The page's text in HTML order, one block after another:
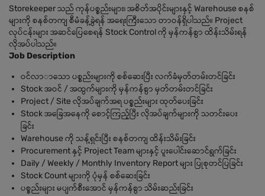
Storekeeper သည် ကုန်ပစ္စည်းများ၊ အစိတ်အပိုင်းများနှင့် Warehouse စနစ်
များကို စနစ်တကျ စီမံခန့်ခွဲရန် အရေးကြီးသော တာဝန်ရှိပါသည်။ Project
လုပ်ငန်းများ အဆင်ပြေစေရန် Stock Control ကို မှန်ကန်စွာ ထိန်းသိမ်းရန်
လိုအပ်ပါသည်။
Job Description
ဝင်လာာသော ပစ္စည်းများကို စစ်ဆေးပြီး လက်ခံမှတ်တမ်းတင်ခြင်း
Stock အဝင် / အထွက်များကို မှန်ကန်စွာ မှတ်တမ်းတင်ခြင်း
Project / Site လိုအပ်ချက်အရ ပစ္စည်းများ ထုတ်ပေးခြင်း
Stock အခြေအနေကို စောင့်ကြည့်ပြီး လိုအပ်ချက်များကို သတင်းပေး
ခြင်း
Warehouse ကို သန့်ရှင်းပြီး စနစ်တကျ ထိန်းသိမ်းခြင်း
Procurement နှင့် Project Team များနှင့် ပူးပေါင်းဆောင်ရွက်ခြင်း
Daily / Weekly / Monthly Inventory Report များ ပြုစုတင်ပြခြင်း
Stock Count များကို ပုံမှန် စစ်ဆေးခြင်း
ပစ္စည်းများ မပျက်စီးအောင် မှန်ကန်စွာ သိမ်းဆည်းခြင်း